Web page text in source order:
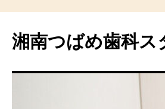
湘南つばめ歯科